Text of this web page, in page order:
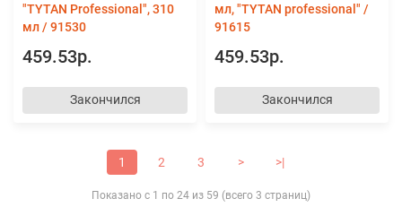
"TYTAN Professional", 310
мл / 91530
459.53р.
Закончился
мл, "TYTAN professional" /
91615
459.53р.
Закончился
1 2 3 > >|
Показано с 1 по 24 из 59 (всего 3 страниц)